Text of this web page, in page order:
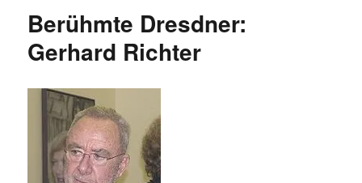
Berühmte Dresdner:
Gerhard Richter